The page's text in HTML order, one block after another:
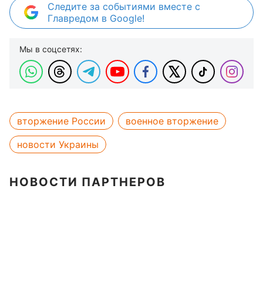
Следите за событиями вместе с
Главредом в Google!
Мы в соцсетях:
вторжение России
военное вторжение
новости Украины
НОВОСТИ ПАРТНЕРОВ